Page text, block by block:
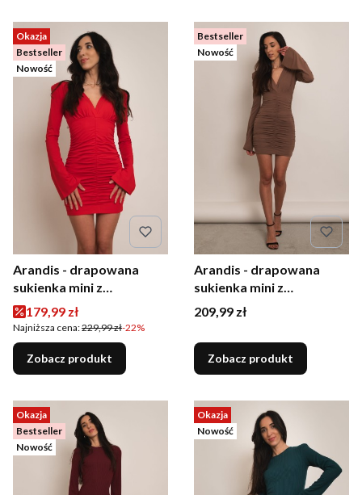
Okazja
Bestseller
Nowość
Arandis - drapowana
sukienka mini z
dzwonkowymi rękawami
czerwona
Cena promocyjna
179,99 zł
Najniższa cena:229,99 zł-22%
Zobacz produkt
Bestseller
Nowość
Arandis - drapowana
sukienka mini z
dzwonkowymi rękawami
mokka
Cena
209,99 zł
Zobacz produkt
Okazja
Bestseller
Nowość
Okazja
Nowość